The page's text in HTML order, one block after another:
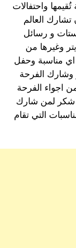
واحتفالات
العالم
و رسائل
وغيرها من
اي مناسبة وحفل
الفرحة
اجواء الفرحة
شكر لمن شارك
التي تقام